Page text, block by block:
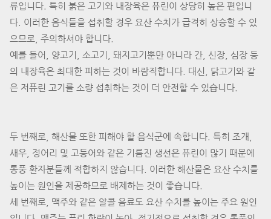
류입니다. 특히 붉은 고기와 내장육은 퓨린이 상당히 높은 편입니
다. 이러한 음식들을 섭취할 경우 요산 수치가 급격히 상승할 수 있
으므로, 주의하셔야 합니다.
예를 들어, 양고기, 소고기, 돼지고기뿐만 아니라 간, 신장, 심장 등
의 내장육은 최대한 피하는 것이 바람직합니다. 대신, 닭고기와 같
은 저퓨린 고기를 소량 섭취하는 것이 더 안전할 수 있습니다.
두 번째로, 해산물 또한 피해야 할 음식군에 속합니다. 특히 조개,
새우, 정어리 및 고등어와 같은 기름진 생선은 퓨린이 많기 때문에
통풍 환자분들께 적합하지 않습니다. 이러한 해산물은 요산 수치를
높이는 원인을 제공하므로 배제하는 것이 좋습니다.
세 번째로, 맥주와 같은 알콜 음료도 요산 수치를 높이는 주요 원인